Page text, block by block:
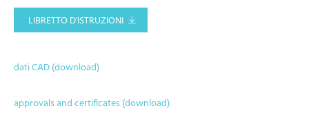
LIBRETTO D'ISTRUZIONI
dati CAD (download)
approvals and certificates (download)